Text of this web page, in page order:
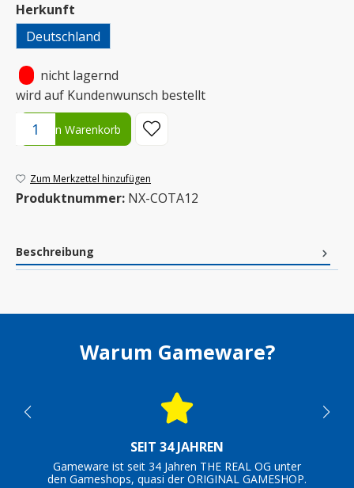
Herkunft
Deutschland
nicht lagernd
wird auf Kundenwunsch bestellt
Produkt Anzahl: Gib den gewünschten Wert ein oder benutze
In den Warenkorb
Zum Merkzettel hinzufügen
Produktnummer: NX-COTA12
Beschreibung
Warum Gameware?
SEIT 34 JAHREN
Gameware ist seit 34 Jahren THE REAL OG unter
den Gameshops, quasi der ORIGINAL GAMESHOP.